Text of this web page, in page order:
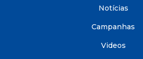
Notícias
Campanhas
Videos